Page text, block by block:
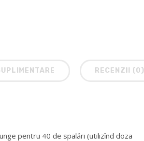
RECENZII (0)
pentru 40 de spalări (utilizînd doza